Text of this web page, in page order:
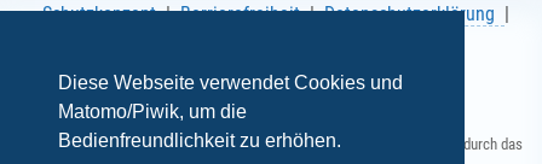
Diese Webseite verwendet Cookies und
Matomo/Piwik, um die
Bedienfreundlichkeit zu erhöhen.
Schutzkonzept Barrierefreiheit
Datenschutzerklärung
Gefördert durch das